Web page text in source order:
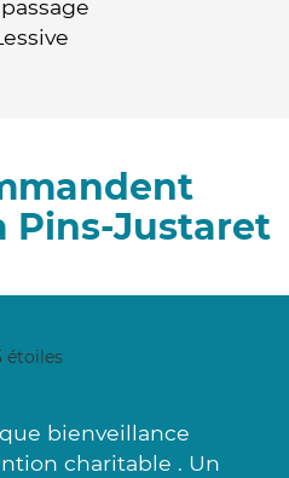
Pins-Justaret
bienveillance
charitable . Un